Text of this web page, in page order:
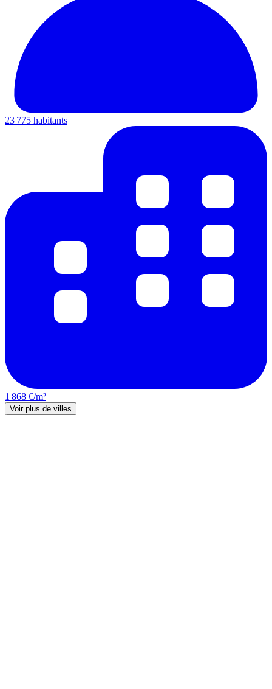
23 775 habitants
1 868 €/m²
Voir plus de villes